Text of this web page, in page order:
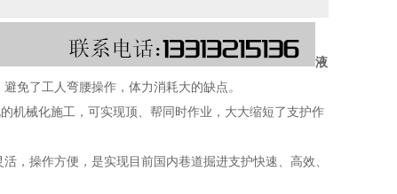
液
免了工人弯腰操作，体力消耗大的缺点。
机械化施工，可实现顶、帮同时作业，大大缩短了支护作
，操作方便，是实现目前国内巷道掘进支护快速、高效、